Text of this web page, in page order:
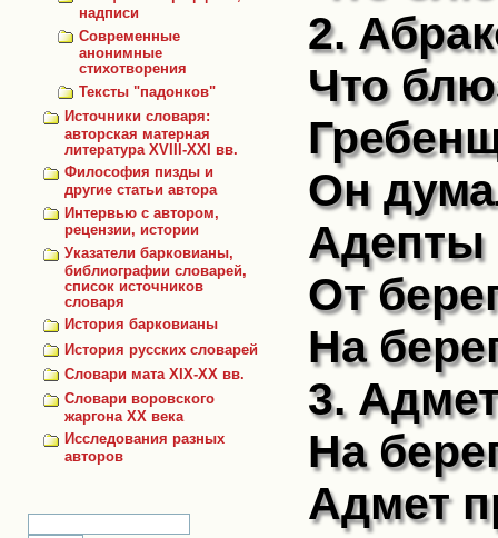
надписи
Современные
анонимные
стихотворения
Тексты "падонков"
Источники словаря:
авторская матерная
литература XVIII-XXI вв.
Философия пизды и
другие статьи автора
Интервью с автором,
рецензии, истории
Указатели барковианы,
библиографии словарей,
список источников
словаря
История барковианы
История русских словарей
Словари мата XIX-XX вв.
Словари воровского
жаргона ХХ века
Исследования разных
авторов
2.
Что
Он
Адепты
От
На
3.
На
Адмет